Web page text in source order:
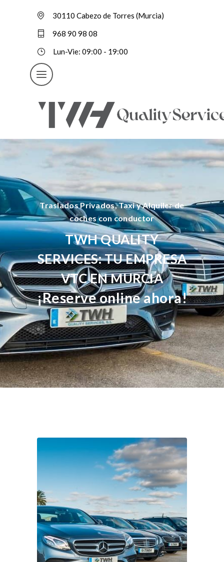
30110 Cabezo de Torres (Murcia)
968 90 98 08
Lun-Vie: 09:00 - 19:00
Traslados Privados, Taxi y Alquiler de
coches con conductor
TWH QUALITY
SERVICES: TU EMPRESA
VTC EN MURCIA
¡Reserve online ahora!